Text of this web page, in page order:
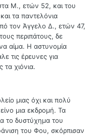
Μ., ετών 52, και του
τα παντελόνια
τον Άγγελο Δ., ετών 47,
περιπάτους, δε
αίμα. Η αστυνομία
τις έρευνες για
τα χιόνια.
μιας όχι και πολύ
μια εκδρομή. Τα
το δυστύχημα του
του Φου, σκόρπισαν